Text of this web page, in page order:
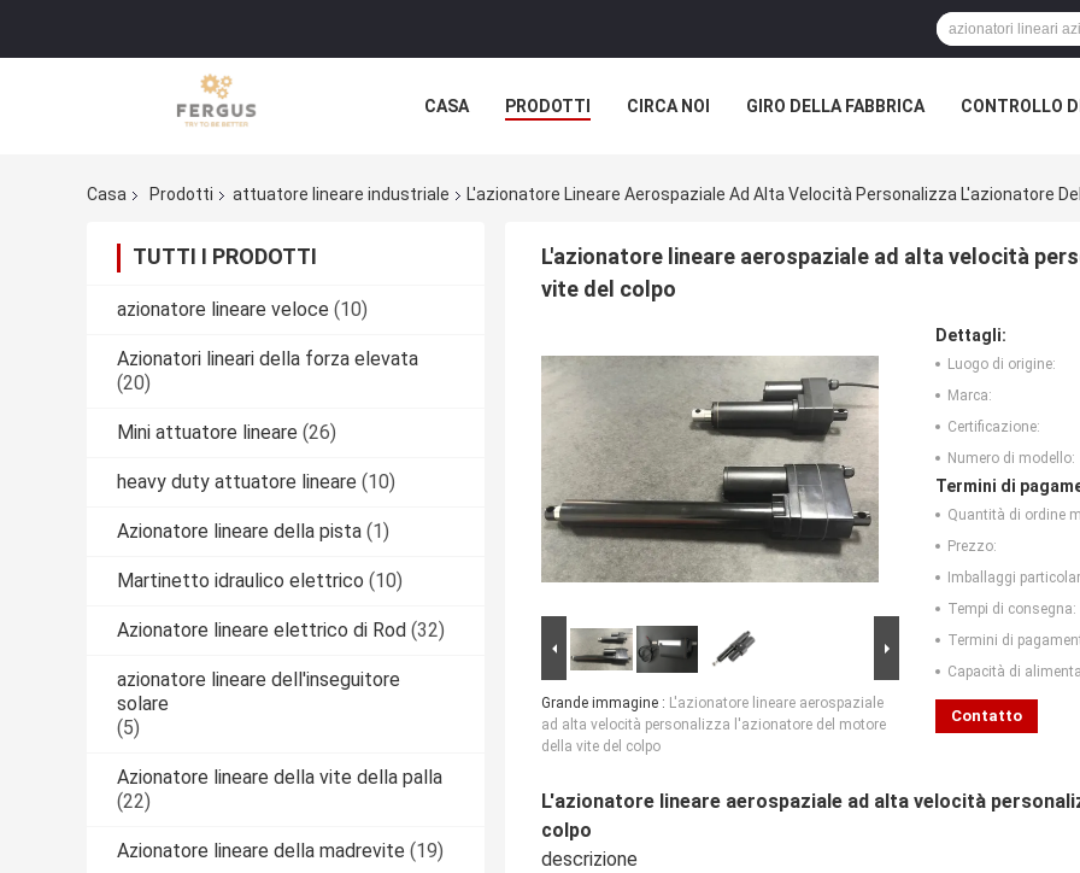
CASA PRODOTTI CIRCA NOI GIRO DELLA FABBRICA CONTROLLO
Casa Prodotti attuatore lineare industriale L'azionatore Lineare Aerospaziale Ad Alta Velocità Personalizza L'azionatore
TUTTI I PRODOTTI
azionatore lineare veloce (10)
Azionatori lineari della forza elevata
(20)
Mini attuatore lineare (26)
heavy duty attuatore lineare (10)
Azionatore lineare della pista (1)
Martinetto idraulico elettrico (10)
Azionatore lineare elettrico di Rod (32)
azionatore lineare dell'inseguitore
solare
(5)
Azionatore lineare della vite della palla
(22)
Azionatore lineare della madrevite (19)
L'azionatore lineare aerospaziale ad alta velocità
vite del colpo
Grande immagine : L'azionatore lineare aerospaziale
ad alta velocità personalizza l'azionatore del motore
della vite del colpo
Dettagli:
Luogo di origine:
Marca:
Certificazione:
Numero di modello:
Termini di
Quantità di ordine
Prezzo:
Imballaggi
Tempi di consegna:
Termini di
Capacità di
Contatto
L'azionatore lineare aerospaziale ad alta velocità
colpo
descrizione